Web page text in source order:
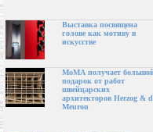
Выставка посвящена
голове как мотиву в
искусстве
МоМА получает
подарок от работ
швейцарских
архитекторов Herzog &
Meuron